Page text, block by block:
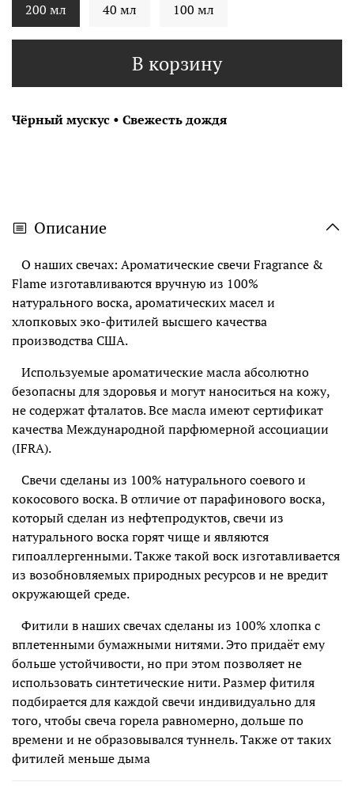
В корзину
200 мл
40 мл 100 мл
Чёрный мускус • Свежесть дождя
Описание
О наших свечах: Ароматические свечи Fragrance &
Flame изготавливаются вручную из 100%
натурального воска, ароматических масел и
хлопковых эко-фитилей высшего качества
производства США.
Используемые ароматические масла абсолютно
безопасны для здоровья и могут наноситься на кожу,
не содержат фталатов. Все масла имеют сертификат
качества Международной парфюмерной ассоциации
(IFRA).
Свечи сделаны из 100% натурального соевого и
кокосового воска. В отличие от парафинового воска,
который сделан из нефтепродуктов, свечи из
натурального воска горят чище и являются
гипоаллергенными. Также такой воск изготавливается
из возобновляемых природных ресурсов и не вредит
окружающей среде.
Фитили в наших свечах сделаны из 100% хлопка с
вплетенными бумажными нитями. Это придаёт ему
больше устойчивости, но при этом позволяет не
использовать синтетические нити. Размер фитиля
подбирается для каждой свечи индивидуально для
того, чтобы свеча горела равномерно, дольше по
времени и не образовывался туннель. Также от таких
фитилей меньше дыма